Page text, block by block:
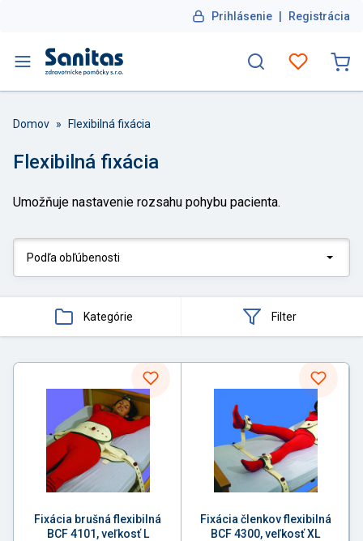
Prihlásenie | Registrácia
Domov » Flexibilná fixácia
Flexibilná fixácia
Umožňuje nastavenie rozsahu pohybu pacienta.
Kategórie Filter
Fixácia brušná flexibilná
BCF 4101, veľkosť L
Fixácia členkov flexibilná
BCF 4300, veľkosť XL